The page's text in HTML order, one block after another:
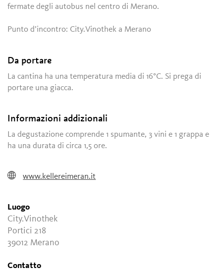
fermate degli autobus nel centro di Merano.
Punto d’incontro: City.Vinothek a Merano
Da portare
La cantina ha una temperatura media di 16°C. Si prega di
portare una giacca.
Informazioni addizionali
La degustazione comprende 1 spumante, 3 vini e 1 grappa e
ha una durata di circa 1,5 ore.
www.kellereimeran.it
Luogo
City.Vinothek
Portici 218
39012 Merano
Contatto